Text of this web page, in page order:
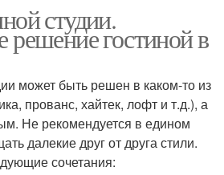
студии.
решение гостиной в
может быть решен в каком-то из
прованс, хайтек, лофт и т.д.), а
Не рекомендуется в едином
далекие друг от друга стили.
сочетания: